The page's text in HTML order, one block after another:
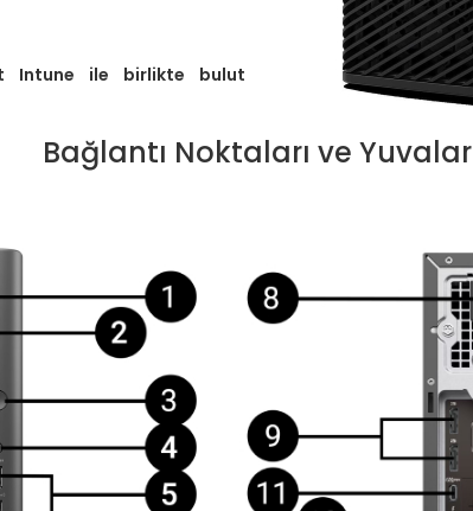
Intune ile birlikte bulut
Bağlantı Noktaları ve Yuvalar